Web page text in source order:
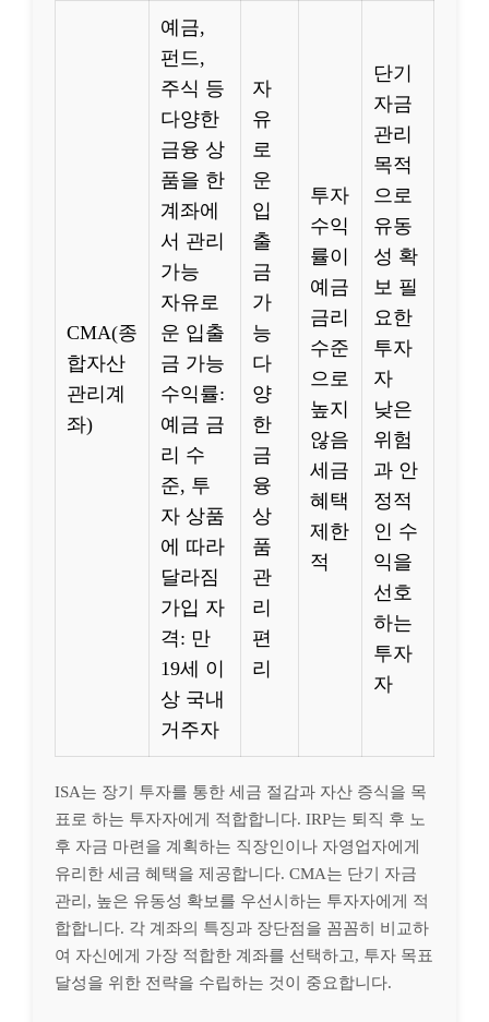
CMA(종
합자산
관리계
좌)
예금,
펀드,
주식 등
다양한
금융 상
품을 한
계좌에
서 관리
가능
자유로
운 입출
금 가능
수익률:
예금 금
리 수
준, 투
자 상품
에 따라
달라짐
가입 자
격: 만
19세 이
상 국내
거주자
자
유
로
운
입
출
금
가
능
다
양
한
금
융
상
품
관
리
편
리
투자
수익
률이
예금
금리
수준
으로
높지
않음
세금
혜택
제한
적
단기
자금
관리
목적
으로
유동
성 확
보 필
요한
투자
자
낮은
위험
과 안
정적
인 수
익을
선호
하는
투자
자
ISA는 장기 투자를 통한 세금 절감과 자산 증식을 목
표로 하는 투자자에게 적합합니다. IRP는 퇴직 후 노
후 자금 마련을 계획하는 직장인이나 자영업자에게
유리한 세금 혜택을 제공합니다. CMA는 단기 자금
관리, 높은 유동성 확보를 우선시하는 투자자에게 적
합합니다. 각 계좌의 특징과 장단점을 꼼꼼히 비교하
여 자신에게 가장 적합한 계좌를 선택하고, 투자 목표
달성을 위한 전략을 수립하는 것이 중요합니다.